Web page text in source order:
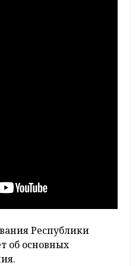
Республики
об основных